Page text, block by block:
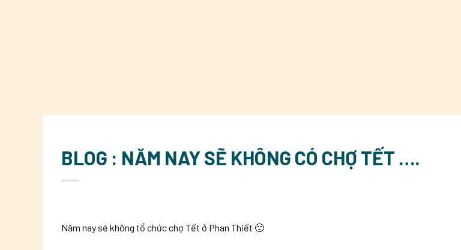
BLOG : NĂM NAY SẼ KHÔNG CÓ CHỢ TẾT ….
Năm nay sẽ không tổ chức chợ Tết ở Phan Thiết 🙁